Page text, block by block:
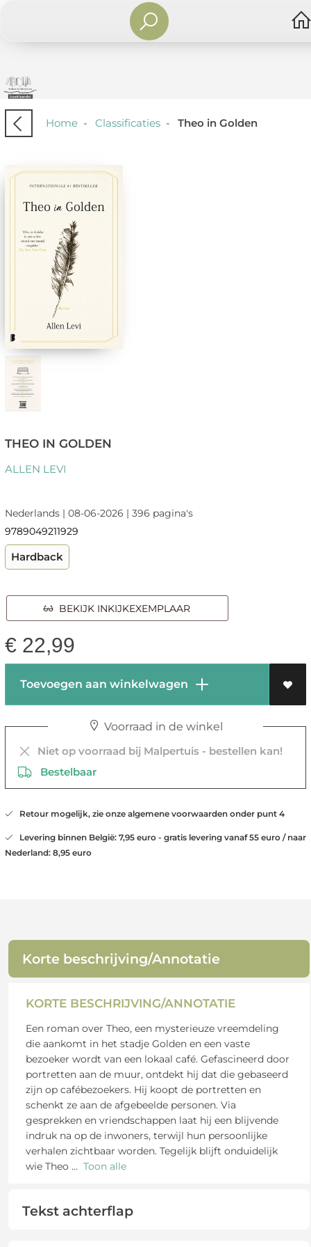
Home- Classificaties- Theo in Golden
THEO IN GOLDEN
ALLEN LEVI
Nederlands | 08-06-2026 | 396 pagina's
9789049211929
Hardback
BEKIJK INKIJKEXEMPLAAR
€ 22,99
Toevoegen aan winkelwagen
Voorraad in de winkel
Niet op voorraad bij Malpertuis - bestellen kan!
Bestelbaar
Retour mogelijk, zie onze algemene voorwaarden onder punt 4
Levering binnen België: 7,95 euro - gratis levering vanaf 55 euro / naar
Nederland: 8,95 euro
Korte beschrijving/Annotatie
KORTE BESCHRIJVING/ANNOTATIE
Een roman over Theo, een mysterieuze vreemdeling
die aankomt in het stadje Golden en een vaste
bezoeker wordt van een lokaal café. Gefascineerd door
portretten aan de muur, ontdekt hij dat die gebaseerd
zijn op cafébezoekers. Hij koopt de portretten en
schenkt ze aan de afgebeelde personen. Via
gesprekken en vriendschappen laat hij een blijvende
indruk na op de inwoners, terwijl hun persoonlijke
verhalen zichtbaar worden. Tegelijk blijft onduidelijk
wie Theo ... Toon alle
Tekst achterflap